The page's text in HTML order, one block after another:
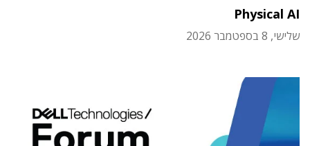
Physical AI
שלישי, 8 בספטמבר 2026